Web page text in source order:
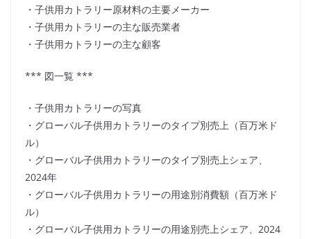
・子供用カトラリー原材料の主要メーカー
・子供用カトラリーの主な販売業者
・子供用カトラリーの主な顧客
*** 図一覧 ***
・子供用カトラリーの写真
・グローバル子供用カトラリーのタイプ別売上（百万米ド
ル）
・グローバル子供用カトラリーのタイプ別売上シェア、
2024年
・グローバル子供用カトラリーの用途別消費額（百万米ド
ル）
・グローバル子供用カトラリーの用途別売上シェア、2024